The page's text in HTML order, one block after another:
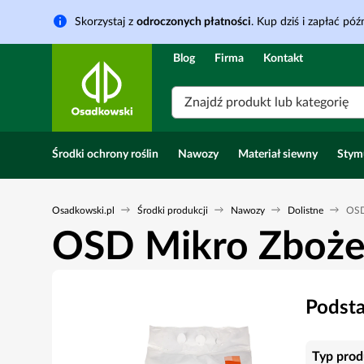
Skorzystaj z odroczonych płatności. Kup dziś i zapłać
Blog Firma Kontakt
Znajdź produkt lub kategorię
Środki ochrony roślin Nawozy Materiał siewny
Osadkowski.pl Środki produkcji Nawozy Dolistne
OSD Mikro
Typ